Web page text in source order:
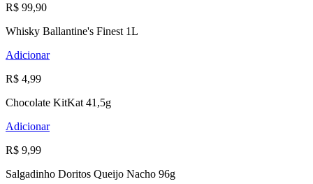
R$ 99,90
Whisky Ballantine's Finest 1L
Adicionar
R$ 4,99
Chocolate KitKat 41,5g
Adicionar
R$ 9,99
Salgadinho Doritos Queijo Nacho 96g